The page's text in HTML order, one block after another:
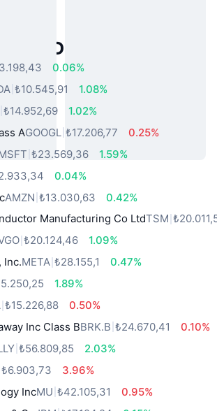
Dünya Varlıkları
0.06%
₺10.545,91
1.08%
₺14.952,69
1.02%
AGOOGL ₺17.206,77
0.25%
₺23.569,36
1.59%
0.04%
AMZN ₺13.030,63
0.42%
Manufacturing Co LtdTSM
₺20.124,46
1.09%
Inc.META ₺28.155,1
0.47%
1.89%
₺15.226,88
0.50%
Inc Class BBRK.B ₺24.670,41
0.10%
₺56.809,85
2.03%
₺6.903,73
3.96%
IncMU ₺42.105,31
0.95%